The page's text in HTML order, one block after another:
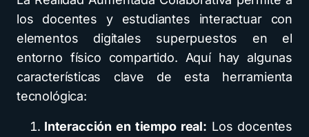
los docentes y estudiantes interactuar con
elementos digitales superpuestos en el
entorno físico compartido. Aquí hay algunas
características clave de esta herramienta
tecnológica:
Interacción en tiempo real: Los docentes